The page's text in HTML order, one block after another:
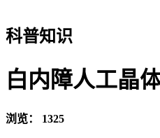
科普知识
白内障人工晶
浏览： 1325